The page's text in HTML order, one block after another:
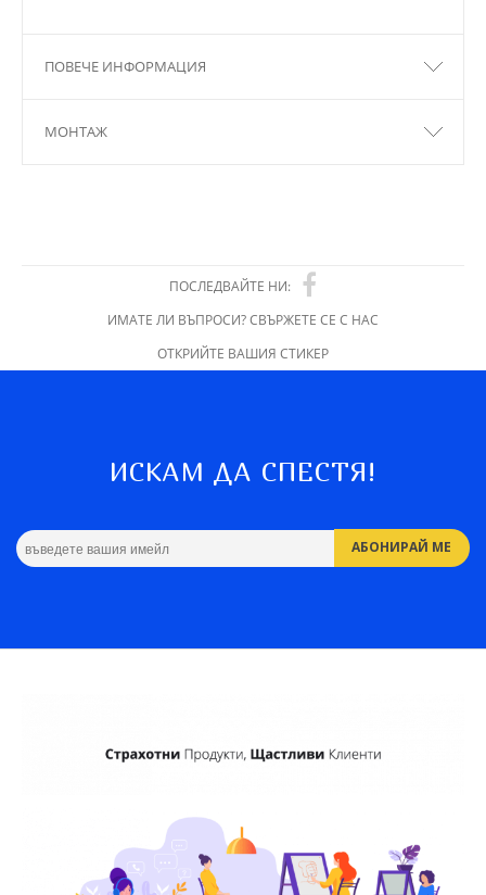
ПОВЕЧЕ ИНФОРМАЦИЯ
МОНТАЖ
ПОСЛЕДВАЙТЕ НИ:
ИМАТЕ ЛИ ВЪПРОСИ? СВЪРЖЕТЕ СЕ С НАС
ОТКРИЙТЕ ВАШИЯ СТИКЕР
ИСКАМ ДА СПЕСТЯ!